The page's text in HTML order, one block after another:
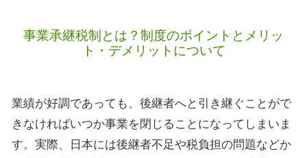
事業承継税制とは？制度のポイントとメリッ
ト・デメリットについて
業績が好調であっても、後継者へと引き継ぐことがで
きなければいつか事業を閉じることになってしまいま
す。実際、日本には後継者不足や税負担の問題などか